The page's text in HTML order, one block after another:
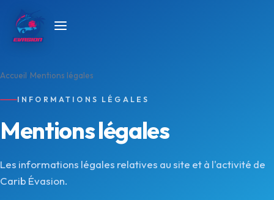
Accueil Mentions légales
INFORMATIONS LÉGALES
Mentions légales
Les informations légales relatives au site et à l'activité de
Carib Évasion.